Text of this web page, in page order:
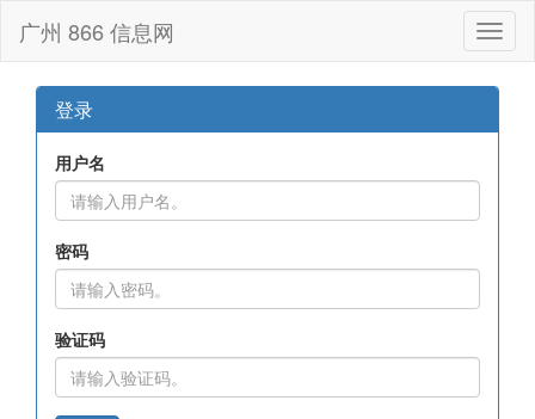
广州 866 信息网